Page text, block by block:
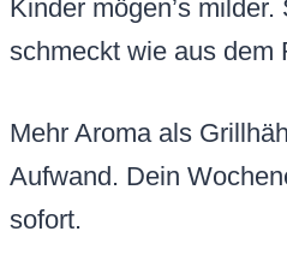
Kinder mögen’s
schmeckt wie aus dem
Mehr Aroma als
Aufwand. Dein
sofort.